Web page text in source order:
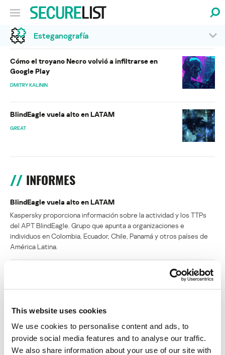
This website uses cookies
We use cookies to personalise content and ads, to
provide social media features and to analyse our traffic.
We also share information about your use of our site with
Esteganografía
Cómo el troyano Necro volvió a infiltrarse en
Google Play
DMITRY KALININ
BlindEagle vuela alto en LATAM
GREAT
INFORMES
BlindEagle vuela alto en LATAM
Kaspersky proporciona información sobre la actividad y los TTPs
del APT BlindEagle. Grupo que apunta a organizaciones e
individuos en Colombia, Ecuador, Chile, Panamá y otros países de
América Latina.
Tácticas, técnicas y procedimientos (TTPs) de los grupos de
MosaicRegressor: acechando en las sombras de UEFI
RevengeHotels: cibercrimen dirigido a recepciones de hotel
en todo el mundo